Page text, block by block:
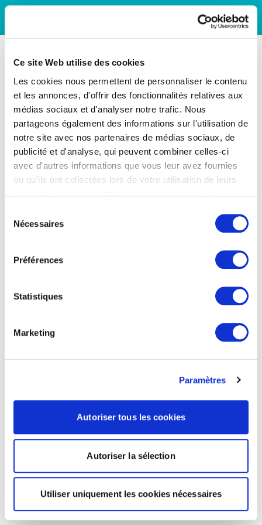
Ce site Web utilise des cookies
Les cookies nous permettent de personnaliser le contenu
et les annonces, d'offrir des fonctionnalités relatives aux
médias sociaux et d'analyser notre trafic. Nous
partageons également des informations sur l'utilisation de
notre site avec nos partenaires de médias sociaux, de
publicité et d'analyse, qui peuvent combiner celles-ci
avec d'autres informations que vous leur avez fournies
ou qu'ils ont collectées lors de votre utilisation de leurs
Nécessaires
Préférences
Statistiques
Marketing
Paramètres
Autoriser tous les cookies
Autoriser la sélection
Utiliser uniquement les cookies nécessaires